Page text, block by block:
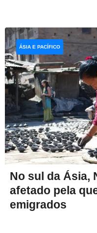
No sul da Ásia,
afetado pela
emigrados
ÁSIA E PACÍFICO